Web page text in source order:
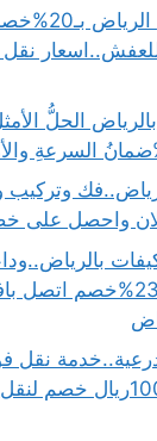
الحلُّ
وتركيب
و تركيب المكيفات
نقل